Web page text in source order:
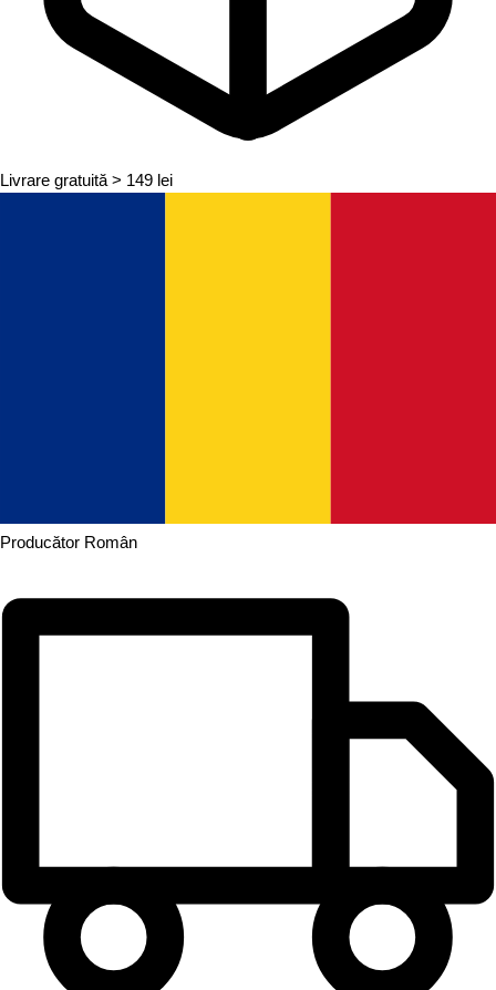
Livrare gratuită > 149 lei
Producător Român